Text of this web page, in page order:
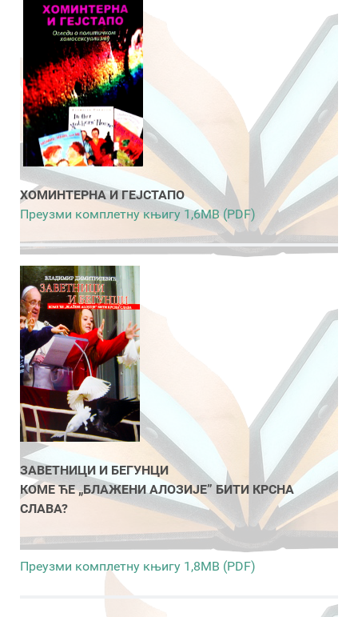
ХОМИНТЕРНА И ГЕЈСТАПО
Преузми комплетну књигу 1,6MB (PDF)
ЗАВЕТНИЦИ И БЕГУНЦИ
КОМЕ ЋЕ „БЛАЖЕНИ АЛОЗИЈЕ” БИТИ КРСНА
СЛАВА?
Преузми комплетну књигу 1,8MB (PDF)